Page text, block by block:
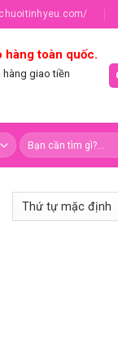
hàng toàn quốc.
hàng giao tiền